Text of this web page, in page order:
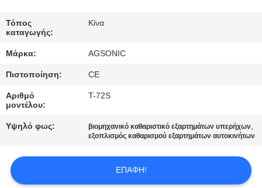
ΠΟΙΟΤΙΚΌΣ
ΈΛΕΓΧΟΣ
ΜΑΣ
ΕΛΆΤΕ
ΣΕ
ΜΕ
Τόπος
καταγωγής:
Κίνα
Μάρκα: AGSONIC
Πιστοποίηση: CE
Αριθμό
μοντέλου:
T-72S
Υψηλό φως: βιομηχανικό καθαριστικό εξαρτημάτων υπερήχων,
εξοπλισμός καθαρισμού εξαρτημάτων αυτοκινήτων
ΕΠΑΦΉ!